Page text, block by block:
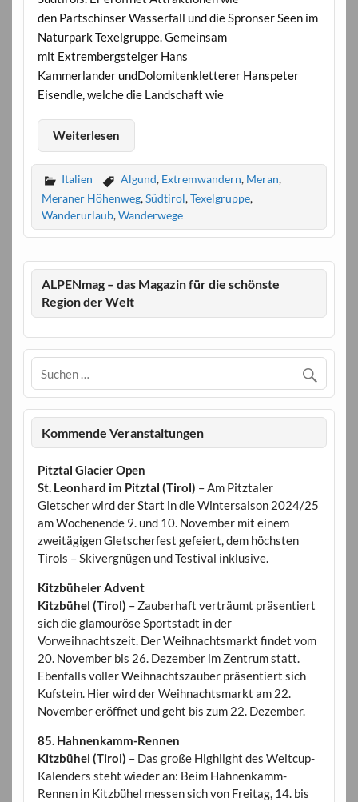
den Partschinser Wasserfall und die Spronser Seen im
Naturpark Texelgruppe. Gemeinsam
mit Extrembergsteiger Hans
Kammerlander undDolomitenkletterer Hanspeter
Eisendle, welche die Landschaft wie
Weiterlesen
Italien Algund, Extremwandern, Meran,
Meraner Höhenweg,Südtirol,Texelgruppe,
Wanderurlaub,Wanderwege
ALPENmag – das Magazin für die schönste
Region der Welt
Kommende Veranstaltungen
Pitztal Glacier Open
St. Leonhard im Pitztal (Tirol) – Am Pitztaler
Gletscher wird der Start in die Wintersaison 2024/25
am Wochenende 9. und 10. November mit einem
zweitägigen Gletscherfest gefeiert, dem höchsten
Tirols – Skivergnügen und Testival inklusive.
Kitzbüheler Advent
Kitzbühel (Tirol) – Zauberhaft verträumt präsentiert
sich die glamouröse Sportstadt in der
Vorweihnachtszeit. Der Weihnachtsmarkt findet vom
20. November bis 26. Dezember im Zentrum statt.
Ebenfalls voller Weihnachtszauber präsentiert sich
Kufstein. Hier wird der Weihnachtsmarkt am 22.
November eröffnet und geht bis zum 22. Dezember.
85. Hahnenkamm-Rennen
Kitzbühel (Tirol) – Das große Highlight des Weltcup-
Kalenders steht wieder an: Beim Hahnenkamm-
Rennen in Kitzbühel messen sich von Freitag, 14. bis